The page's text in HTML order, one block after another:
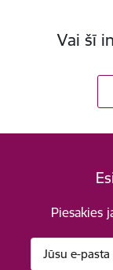
Vai šī
Piesakies